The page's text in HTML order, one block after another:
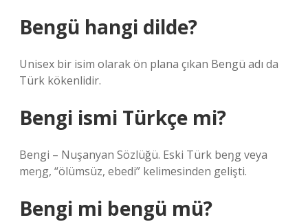
Bengü hangi dilde?
Unisex bir isim olarak ön plana çıkan Bengü adı da
Türk kökenlidir.
Bengi ismi Türkçe mi?
Bengi – Nuşanyan Sözlüğü. Eski Türk beŋg veya
meŋg, “ölümsüz, ebedi” kelimesinden gelişti.
Bengi mi bengü mü?